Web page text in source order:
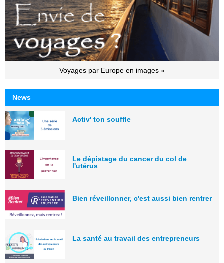
Voyages par Europe en images »
News
Activ' ton souffle
Le dépistage du cancer du col de
l'utérus
Bien réveillonner, c'est aussi bien rentrer
La santé au travail des entrepreneurs